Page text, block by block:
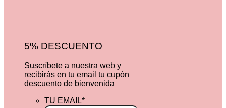
5% DESCUENTO
Suscríbete a nuestra web y
recibirás en tu email tu cupón
descuento de bienvenida
TU EMAIL*